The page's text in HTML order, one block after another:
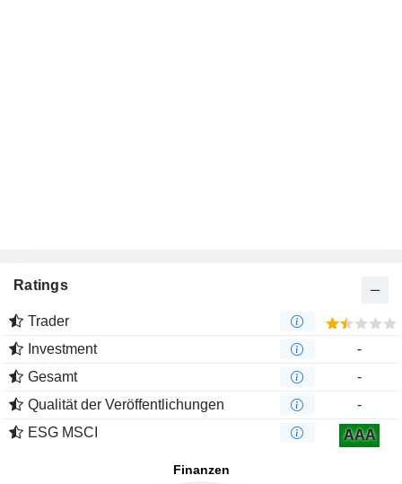
Ratings
Trader
Investment
-
Gesamt
-
Qualität der Veröffentlichungen
-
ESG MSCI
AAA